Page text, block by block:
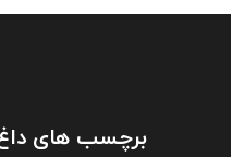
برچسب های